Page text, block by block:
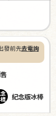
發前先去電詢